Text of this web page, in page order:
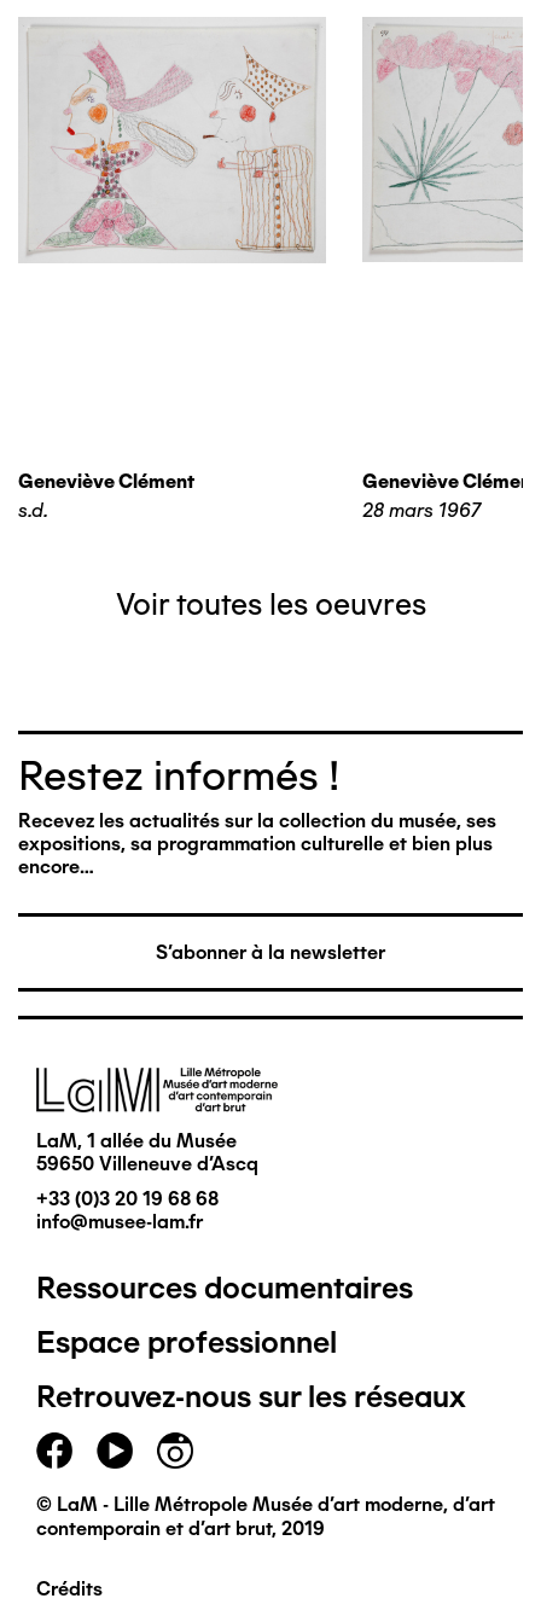
Geneviève Clément
s.d.
Geneviève Clément
28 mars 1967
Voir toutes les oeuvres
Restez informés !
Recevez les actualités sur la collection du musée, ses
expositions, sa programmation culturelle et bien plus
encore…
S'abonner à la newsletter
Image
LaM, 1 allée du Musée
59650 Villeneuve d'Ascq
+33 (0)3 20 19 68 68
info@musee-lam.fr
Pied
de
page
principal
Ressources documentaires
Espace professionnel
Retrouvez-nous sur les réseaux
© LaM - Lille Métropole Musée d'art moderne, d'art
contemporain et d'art brut, 2019
Crédits